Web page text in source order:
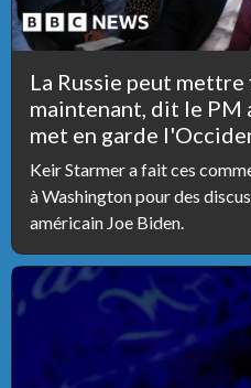
La Russie peut mettre
maintenant, dit le PM
met en garde
Keir Starmer a fait ces
à Washington pour des
américain Joe Biden.